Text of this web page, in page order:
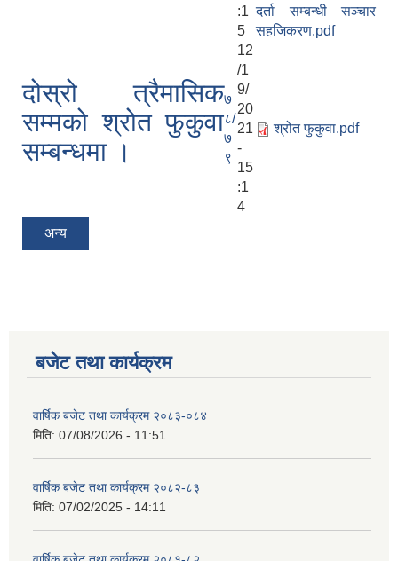
:1
5
दर्ता सम्बन्धी सञ्चार
सहजिकरण.pdf
दोस्रो त्रैमासिक
सम्मको श्रोत फुकुवा
सम्बन्धमा ।
७
८/
७
९
12
/1
9/
20
21
-
15
:1
4
श्रोत फुकुवा.pdf
अन्य
बजेट तथा कार्यक्रम
वार्षिक बजेट तथा कार्यक्रम २०८३-०८४
मिति: 07/08/2026 - 11:51
वार्षिक बजेट तथा कार्यक्रम २०८२-८३
मिति: 07/02/2025 - 14:11